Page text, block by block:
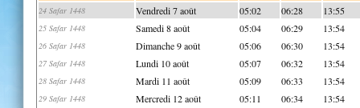
24 Safar 1448 Vendredi 7 août 05:02 06:28 13:55
25 Safar 1448 Samedi 8 août 05:04 06:29 13:54
26 Safar 1448 Dimanche 9 août 05:06 06:30 13:54
27 Safar 1448 Lundi 10 août 05:07 06:32 13:54
28 Safar 1448 Mardi 11 août 05:09 06:33 13:54
29 Safar 1448 Mercredi 12 août 05:11 06:34 13:54